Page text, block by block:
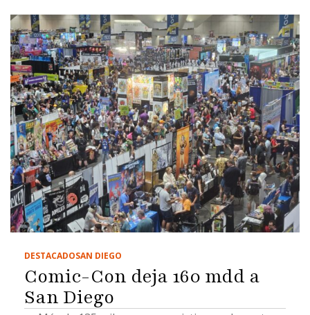
DESTACADOSAN DIEGO
Comic-Con deja 160 mdd a
San Diego